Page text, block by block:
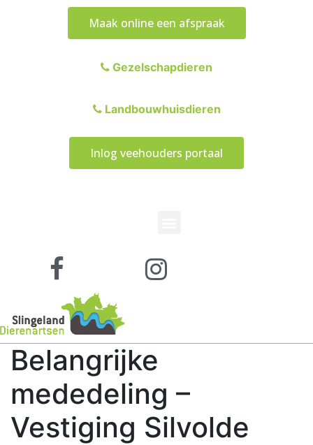
Maak online een afspraak
Gezelschapdieren
Landbouwhuisdieren
Inlog veehouders portaal
Belangrijke
mededeling –
Vestiging Silvolde